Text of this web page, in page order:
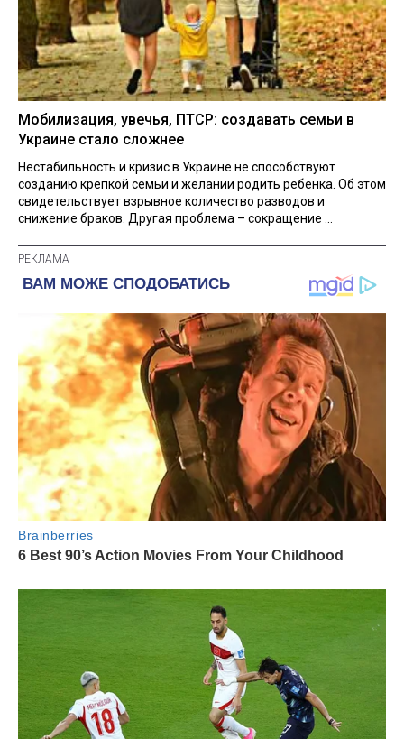
Мобилизация, увечья, ПТСР: создавать семьи в
Украине стало сложнее
Нестабильность и кризис в Украине не способствуют
созданию крепкой семьи и желании родить ребенка. Об этом
свидетельствует взрывное количество разводов и
снижение браков. Другая проблема – сокращение ...